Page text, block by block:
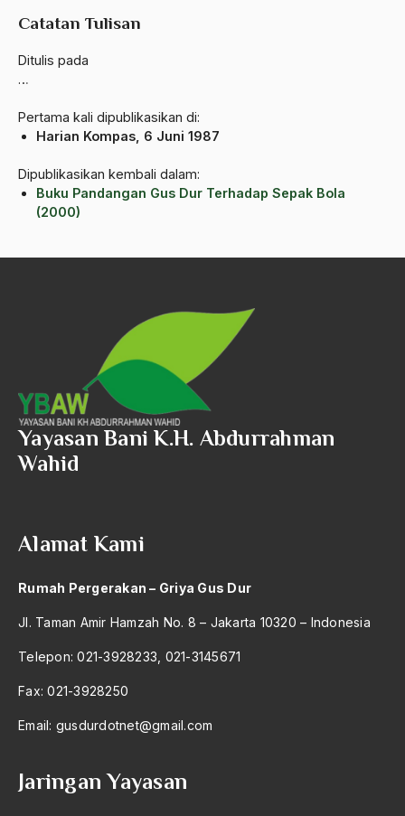
Catatan Tulisan
Ditulis pada
…
Pertama kali dipublikasikan di:
Harian Kompas, 6 Juni 1987
Dipublikasikan kembali dalam:
Buku Pandangan Gus Dur Terhadap Sepak Bola
(2000)
akulturasi
Al Asnawi
al qaeda
Al-Azhar
al-Khalil Ibnu Ahmad al-Farahidi
Al-Maududi
Al-qua'an dan Hadist
al-quran
Ali Murtopo
Ali Shariati
Ali Sidikin
Ali Syahbana
Aliran AHmadiyah
Aliran Kepercayaan
Allah
Yayasan Bani K.H. Abdurrahman
Wahid
Alamat Kami
Rumah Pergerakan – Griya Gus Dur
Jl. Taman Amir Hamzah No. 8 – Jakarta 10320 – Indonesia
Telepon: 021-3928233, 021-3145671
Fax: 021-3928250
Email: gusdurdotnet@gmail.com
Jaringan Yayasan